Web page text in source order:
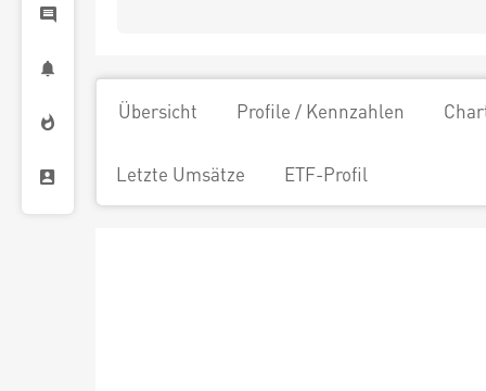
Übersicht Profile / Kennzahlen
Letzte Umsätze ETF-Profil